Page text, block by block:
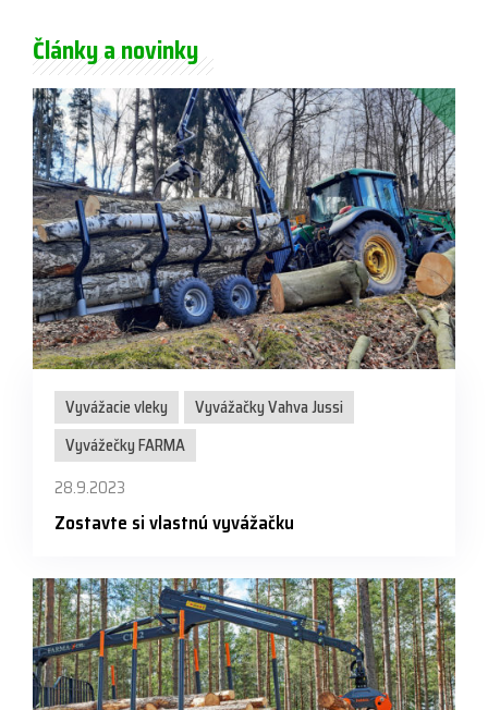
Články a novinky
Vyvážacie vleky
Vyvážačky Vahva Jussi
Vyvážečky FARMA
28.9.2023
Zostavte si vlastnú vyvážačku